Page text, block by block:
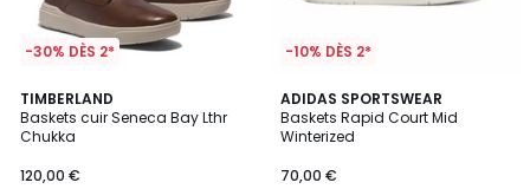
-30% DÈS 2*
TIMBERLAND
Baskets cuir Seneca Bay Lthr
Chukka
120,00 €
4,2
/ 5
-10% DÈS 2*
ADIDAS SPORTSWEAR
Baskets Rapid Court Mid
Winterized
70,00 €
4,7
/ 5